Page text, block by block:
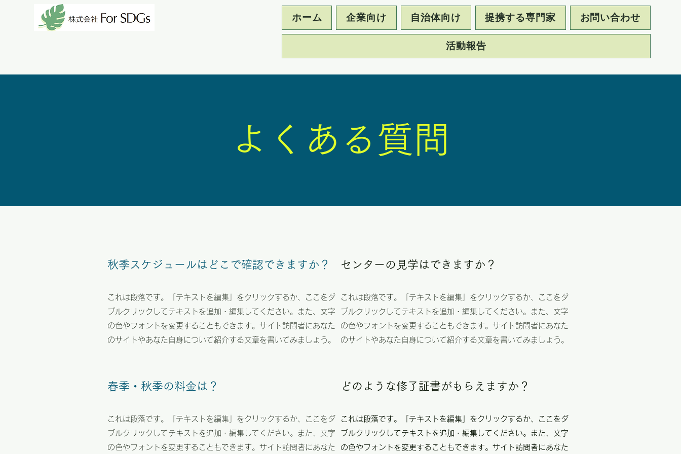
ホーム 企業向け 自治体向け 提携する専門家 お問い合わせ
活動報告
よくある質問
秋季スケジュールはどこで確認できますか？
これは段落です。「テキストを編集」をクリックするか、ここをダ
ブルクリックしてテキストを追加・編集してください。また、文字
の色やフォントを変更することもできます。サイト訪問者にあなた
のサイトやあなた自身について紹介する文章を書いてみましょう。
​センターの見学はできますか？
これは段落です。「テキストを編集」をクリックするか、ここをダ
ブルクリックしてテキストを追加・編集してください。また、文字
の色やフォントを変更することもできます。サイト訪問者にあなた
のサイトやあなた自身について紹介する文章を書いてみましょう。
春季・秋季の料金は？
これは段落です。「テキストを編集」をクリックするか、ここをダ
ブルクリックしてテキストを追加・編集してください。また、文字
の色やフォントを変更することもできます。サイト訪問者にあなた
​どのような修了証書がもらえますか？
これは段落です。「テキストを編集」をクリックするか、ここをダ
ブルクリックしてテキストを追加・編集してください。また、文字
の色やフォントを変更することもできます。サイト訪問者にあなた